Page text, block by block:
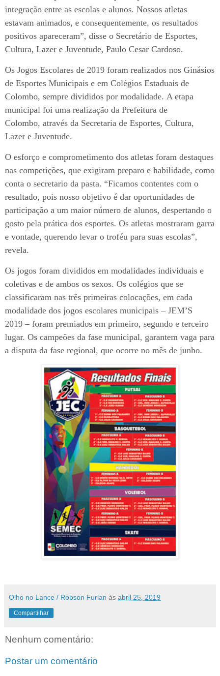
integração entre as escolas e alunos. Nossos atletas
estavam animados, e consequentemente, os resultados
positivos apareceram”, disse o Secretário de Esportes,
Cultura, Lazer e Juventude, Paulo Cesar Cardoso.
Os Jogos Escolares de 2019 foram realizados nos Ginásios
de Esportes Municipais e em Colégios Estaduais de
Colombo, sempre divididos por modalidade. A etapa
municipal foi uma realização da Prefeitura de
Colombo, através da Secretaria de Esportes, Cultura,
Lazer e Juventude.
O esforço e comprometimento dos atletas foram destaques
nas competições, que exigiram preparo e habilidade, como
conta o secretario da pasta. “Ficamos contentes com o
resultado, pois nosso objetivo é dar oportunidades de
participação a um maior número de alunos, despertando o
gosto pela prática dos esportes. Os atletas mostraram garra
e vontade, querendo levar o troféu para suas escolas”,
revela.
Os jogos foram divididos em modalidades individuais e
coletivas e de ambos os sexos. Os colégios que se
classificaram nas três primeiras colocações, em cada
modalidade dos jogos escolares municipais – JEM’S
2019 – foram premiados em primeiro, segundo e terceiro
lugar. Os campeões da fase municipal, garantem vaga para
a disputa da fase regional, que ocorre no mês de junho.
Olho no Lance / Robson Furlan às abril 25, 2019
Compartilhar
Nenhum comentário:
Postar um comentário